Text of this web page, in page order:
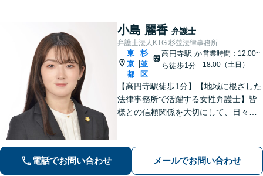
小島 麗香 弁護士
弁護士法人KTG 杉並法律事務所
東
京
都
杉
並
区
高円寺駅 か
ら徒歩1分
営業時間：12:00~
18:00（土日）
【高円寺駅徒歩1分】【地域に根ざした
法律事務所で活躍する女性弁護士】皆
様との信頼関係を大切にして、日々業
ましたら、お気軽にご相談ください。
電話でお問い合わせ メールでお問い合わせ